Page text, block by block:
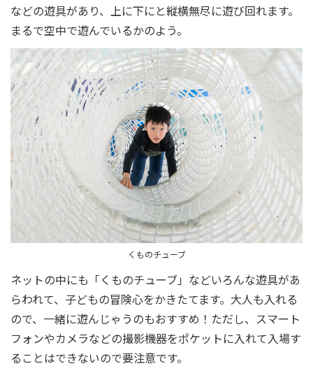
などの遊具があり、上に下にと縦横無尽に遊び回れます。
まるで空中で遊んでいるかのよう。
くものチューブ
ネットの中にも「くものチューブ」などいろんな遊具があ
らわれて、子どもの冒険心をかきたてます。大人も入れる
ので、一緒に遊んじゃうのもおすすめ！ただし、スマート
フォンやカメラなどの撮影機器をポケットに入れて入場す
ることはできないので要注意です。